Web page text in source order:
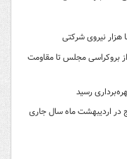
نیروی شرکتی
بروکراسی مجلس تا مقاومت
رسید
ازدواج در اردیبهشت ماه سال جاری